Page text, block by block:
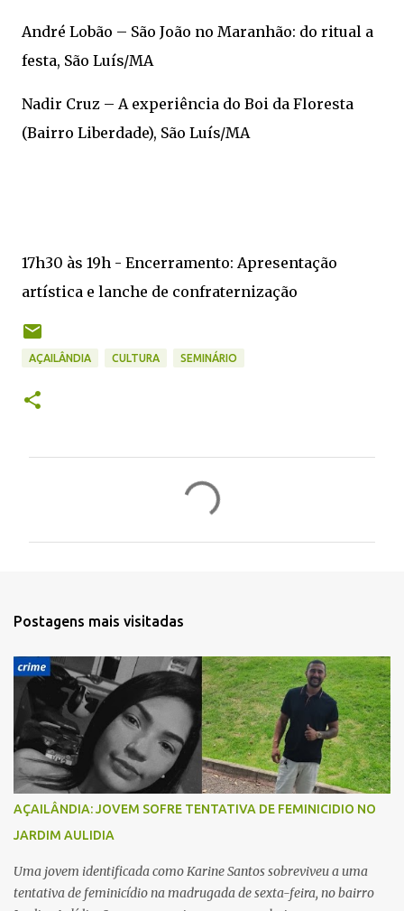
André Lobão – São João no Maranhão: do ritual a
festa, São Luís/MA
Nadir Cruz – A experiência do Boi da Floresta
(Bairro Liberdade), São Luís/MA
17h30 às 19h - Encerramento: Apresentação
artística e lanche de confraternização
AÇAILÂNDIA CULTURA SEMINÁRIO
r
Postagens mais visitadas
AÇAILÂNDIA: JOVEM SOFRE TENTATIVA DE FEMINICIDIO NO
JARDIM AULIDIA
Uma jovem identificada como Karine Santos sobreviveu a uma
tentativa de feminicídio na madrugada de sexta-feira, no bairro